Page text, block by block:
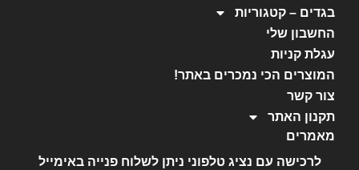
בגדים – קטגוריות
החשבון שלי
עגלת קניות
המוצרים הכי נמכרים באתר!
צור קשר
תקנון האתר
מאמרים
לרכישה עם נציג טלפוני ניתן לשלוח פנייה באימייל